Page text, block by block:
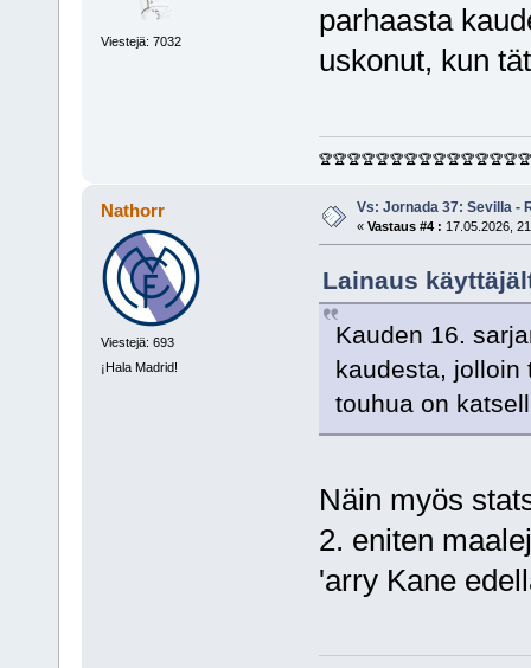
Viestejä: 7032
parhaasta
uskonut, kun
🏆🏆🏆🏆🏆🏆🏆🏆🏆🏆🏆🏆🏆🏆🏆
Nathorr
Viestejä: 693
¡Hala Madrid!
Vs: Jornada 37: Sevilla -
« Vastaus #4 : 17.05.2026,
Lainaus
Kauden 16.
kaudesta, jolloin
touhua on
Näin myös
2. eniten
'arry Kane